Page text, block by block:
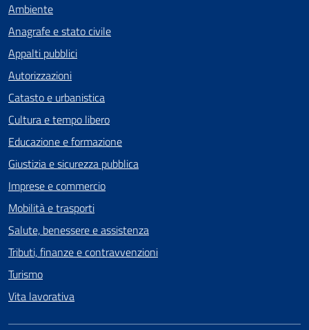
Ambiente
Anagrafe e stato civile
Appalti pubblici
Autorizzazioni
Catasto e urbanistica
Cultura e tempo libero
Educazione e formazione
Giustizia e sicurezza pubblica
Imprese e commercio
Mobilità e trasporti
Salute, benessere e assistenza
Tributi, finanze e contravvenzioni
Turismo
Vita lavorativa